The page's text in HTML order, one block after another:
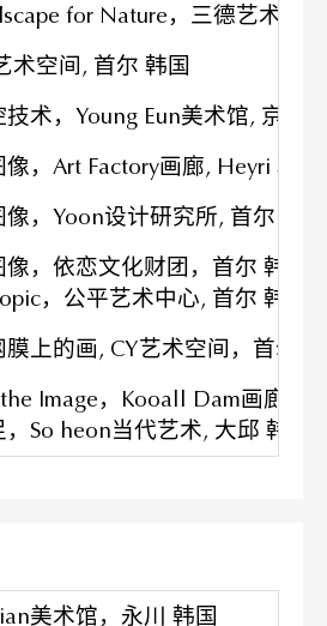
for Nature，三德艺术俱
术空间, 首尔 韩国
术，Young Eun美术馆, 京畿
像，Art Factory画廊, Heyri 韩国
，Yoon设计研究所, 首尔 韩
，依恋文化财团，首尔 韩国
，公平艺术中心, 首尔 韩国
膜上的画, CY艺术空间，首尔
Image，Kooall Dam画廊,仁
So heon当代艺术, 大邱 韩国
美术馆，永川 韩国